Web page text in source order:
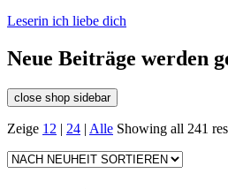
Leserin ich liebe dich
Neue Beiträge werden
close shop sidebar
Zeige 12 | 24 | Alle Showing all 241